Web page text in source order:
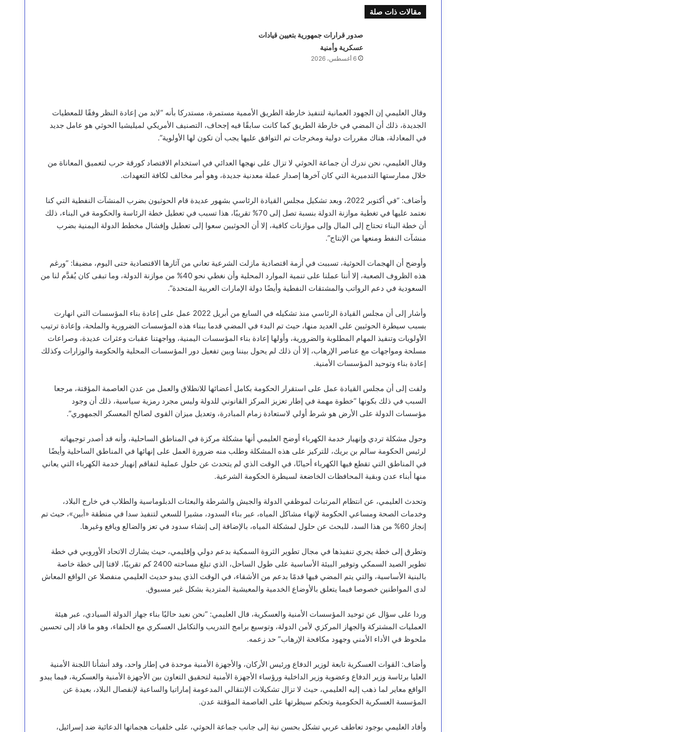
مقالات ذات صلة
صدور قرارات جمهورية بتعيين قيادات
عسكرية وأمنية
6 أغسطس، 2026
وقال العليمي إن الجهود العمانية لتنفيذ خارطة الطريق الأممية مستمرة، مستدركا بأنه “لابد من إعادة النظر وفقًا للمعطيات
الجديدة، ذلك أن المضي في خارطة الطريق كما كانت سابقًا فيه إجحاف، التصنيف الأمريكي لميليشيا الحوثي هو عامل جديد
في المعادلة، هناك مقررات دولية ومخرجات تم التوافق عليها يجب أن تكون لها الأولوية”.
وقال العليمي، نحن ندرك أن جماعة الحوثي لا تزال على نهجها العدائي في استخدام الاقتصاد كورقة حرب لتعميق المعاناة من
خلال ممارستها التدميرية التي كان آخرها إصدار عملة معدنية جديدة، وهو أمر مخالف لكافة التعهدات.
وأضاف: “في أكتوبر 2022، وبعد تشكيل مجلس القيادة الرئاسي بشهور عديدة قام الحوثيون بضرب المنشآت النفطية التي كنا
نعتمد عليها في تغطية موازنة الدولة بنسبة تصل إلى 70% تقريبًا، هذا تسبب في تعطيل خطة الرئاسة والحكومة في البناء، ذلك
أن خطة البناء تحتاج إلى المال وإلى موازنات كافية، إلا أن الحوثيين سعوا إلى تعطيل وإفشال مخطط الدولة اليمنية بضرب
منشآت النفط ومنعها من الإنتاج”.
وأوضح أن الهجمات الحوثية، تسببت في أزمة اقتصادية مازلت الشرعية تعاني من آثارها الاقتصادية حتى اليوم، مضيفا: “ورغم
هذه الظروف الصعبة، إلا أننا عملنا على تنمية الموارد المحلية وأن نغطي نحو 40% من موازنة الدولة، وما تبقى كان يُقدَّم لنا من
السعودية في دعم الرواتب والمشتقات النفطية وأيضًا دولة الإمارات العربية المتحدة”.
وأشار إلى أن مجلس القيادة الرئاسي منذ تشكيله في السابع من أبريل 2022 عمل على إعادة بناء المؤسسات التي انهارت
بسبب سيطرة الحوثيين على العديد منها، حيث تم البدء في المضي قدما ببناء هذه المؤسسات الضرورية والملحة، وإعادة ترتيب
الأولويات وتنفيذ المهام المطلوبة والضرورية، وأولها إعادة بناء المؤسسات اليمنية، وواجهتنا عقبات وعثرات عديدة، وصراعات
مسلحة ومواجهات مع عناصر الإرهاب، إلا أن ذلك لم يحول بيننا وبين تفعيل دور المؤسسات المحلية والحكومة والوزارات وكذلك
إعادة بناء وتوحيد المؤسسات الأمنية.
ولفت إلى أن مجلس القيادة عمل على استقرار الحكومة بكامل أعضائها للانطلاق والعمل من عدن العاصمة المؤقتة، مرجعا
السبب في ذلك بكونها “خطوة مهمة في إطار تعزيز المركز القانوني للدولة وليس مجرد رمزية سياسية، ذلك أن وجود
مؤسسات الدولة على الأرض هو شرط أولي لاستعادة زمام المبادرة، وتعديل ميزان القوى لصالح المعسكر الجمهوري”.
وحول مشكلة تردي وإنهيار خدمة الكهرباء أوضح العليمي أنها مشكلة مركزة في المناطق الساحلية، وأنه قد أصدر توجيهاته
لرئيس الحكومة سالم بن بريك، للتركيز على هذه المشكلة وطلب منه ضرورة العمل على إنهائها في المناطق الساحلية وأيضًا
في المناطق التي تقطع فيها الكهرباء أحيانًا، في الوقت الذي لم يتحدث عن حلول عملية لتفاقم إنهيار خدمة الكهرباء التي يعاني
منها أبناء عدن وبقية المحافظات الخاضعة لسيطرة الحكومة الشرعية.
وتحدث العليمي، عن انتظام المرتبات لموظفي الدولة والجيش والشرطة والبعثات الدبلوماسية والطلاب في خارج البلاد،
وخدمات الصحة ومساعي الحكومة لإنهاء مشاكل المياه، عبر بناء السدود، مشيرا للسعي لتنفيذ سدا في منطقة «أبين»، حيث تم
إنجاز 60% من هذا السد، للبحث عن حلول لمشكلة المياه، بالإضافة إلى إنشاء سدود في تعز والضالع ويافع وغيرها.
وتطرق إلى خطة يجري تنفيذها في مجال تطوير الثروة السمكية بدعم دولي وإقليمي، حيث يشارك الاتحاد الأوروبي في خطة
تطوير الصيد السمكي وتوفير البيئة الأساسية على طول الساحل، الذي تبلغ مساحته 2400 كم تقريبًا، لافتا إلى خطة خاصة
بالبنية الأساسية، والتي يتم المضي فيها قدمًا بدعم من الأشقاء، في الوقت الذي يبدو حديث العليمي منفصلا عن الواقع المعاش
لدى المواطنين خصوصا فيما يتعلق بالأوضاع الخدمية والمعيشية المتردية بشكل غير مسبوق.
وردا على سؤال عن توحيد المؤسسات الأمنية والعسكرية، قال العليمي: “نحن نعيد حاليًا بناء جهاز الدولة السيادي، عبر هيئة
العمليات المشتركة والجهاز المركزي لأمن الدولة، وتوسيع برامج التدريب والتكامل العسكري مع الحلفاء، وهو ما قاد إلى تحسين
ملحوظ في الأداء الأمني وجهود مكافحة الإرهاب” حد زعمه.
وأضاف: القوات العسكرية تابعة لوزير الدفاع ورئيس الأركان، والأجهزة الأمنية موحدة في إطار واحد، وقد أنشأنا اللجنة الأمنية
العليا برئاسة وزير الدفاع وعضوية وزير الداخلية ورؤساء الأجهزة الأمنية لتحقيق التعاون بين الأجهزة الأمنية والعسكرية، فيما يبدو
الواقع معاير لما ذهب إليه العليمي، حيث لا تزال تشكيلات الإنتقالي المدعومة إماراتيا والساعية لإنفصال البلاد، بعيدة عن
المؤسسة العسكرية الحكومية وتحكم سيطرتها على العاصمة المؤقتة عدن.
وأفاد العليمي بوجود تعاطف عربي تشكل بحسن نية إلى جانب جماعة الحوثي، على خلفيات هجماتها الدعائية ضد إسرائيل،